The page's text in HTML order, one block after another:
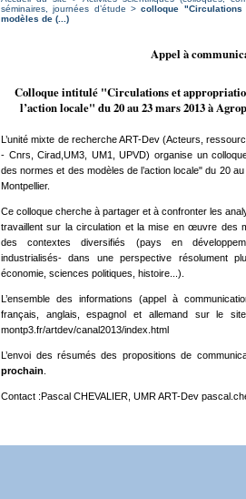
séminaires, journées d’étude >colloque
modèles de (...)
Appel à
Colloque intitulé "Circulations et
l’action locale" du 20 au 23 mars 2013 à
L’unité mixte de recherche ART-Dev (Acteurs,
- Cnrs, Cirad,UM3, UM1, UPVD) organise un
des normes et des modèles de l’action locale" du 20
Montpellier.
Ce colloque cherche à partager et à confronter les
travaillent sur la circulation et la mise en œuvre des
des contextes diversifiés (pays en
industrialisés- dans une perspective résolument
économie, sciences politiques, histoire...).
L’ensemble des informations (appel à
français, anglais, espagnol et allemand sur le
montp3.fr/artdev/canal2013/index.html
L’envoi des résumés des propositions de
prochain
Contact :Pascal CHEVALIER, UMR ART-Dev